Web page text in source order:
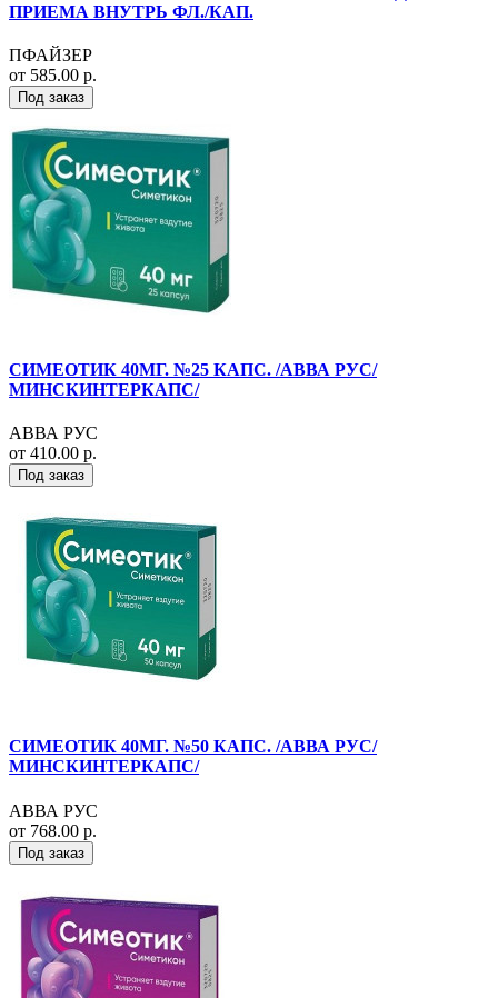
ПРИЕМА ВНУТРЬ ФЛ./КАП.
ПФАЙЗЕР
от 585.00 р.
Под заказ
СИМЕОТИК 40МГ. №25 КАПС. /АВВА РУС/
МИНСКИНТЕРКАПС/
АВВА РУС
от 410.00 р.
Под заказ
СИМЕОТИК 40МГ. №50 КАПС. /АВВА РУС/
МИНСКИНТЕРКАПС/
АВВА РУС
от 768.00 р.
Под заказ